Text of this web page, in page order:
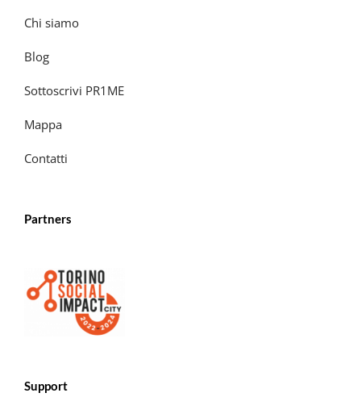
Chi siamo
Blog
Sottoscrivi PR1ME
Mappa
Contatti
Partners
Support